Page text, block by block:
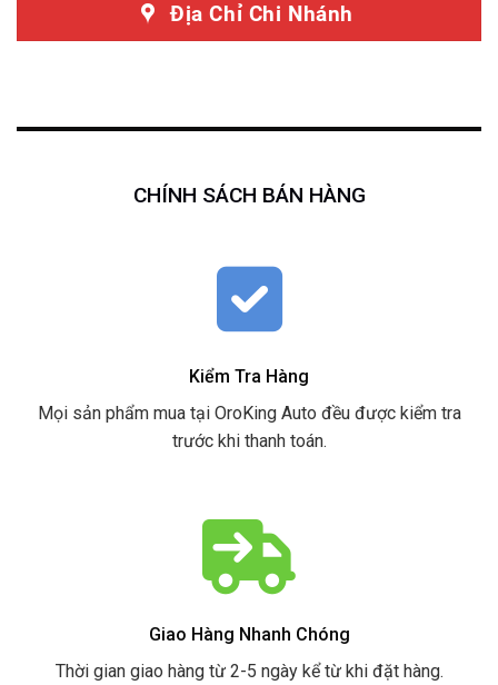
Địa Chỉ Chi Nhánh
CHÍNH SÁCH BÁN HÀNG
Kiểm Tra Hàng
Mọi sản phẩm mua tại OroKing Auto đều được kiểm tra
trước khi thanh toán.
Giao Hàng Nhanh Chóng
Thời gian giao hàng từ 2-5 ngày kể từ khi đặt hàng.